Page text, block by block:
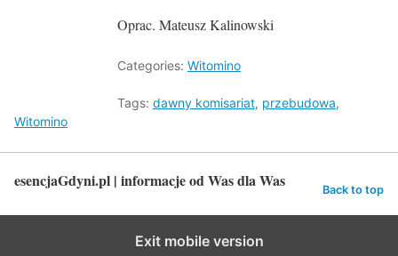
Oprac. Mateusz Kalinowski
Categories: Witomino
Tags: dawny komisariat, przebudowa,
Witomino
esencjaGdyni.pl | informacje od Was dla Was Back to top
Exit mobile version